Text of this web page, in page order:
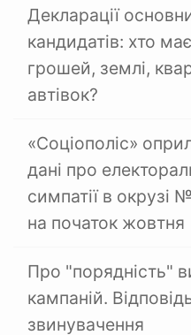
Декларації
кандидатів: хто
грошей, землі,
автівок?
«Соціополіс»
дані про
симпатії в окрузі
на початок жовтня
Про "порядність"
кампаній.
звинувачення